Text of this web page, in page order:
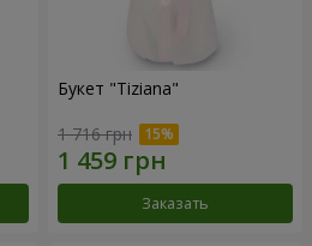
Букет "Tiziana"
1 716 грн
Заказать